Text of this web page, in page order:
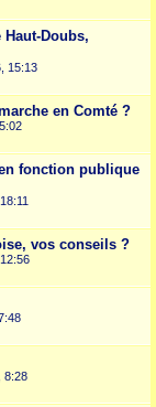
Doubs,
15:13
en Comté ?
fonction publique
vos conseils ?
8:28